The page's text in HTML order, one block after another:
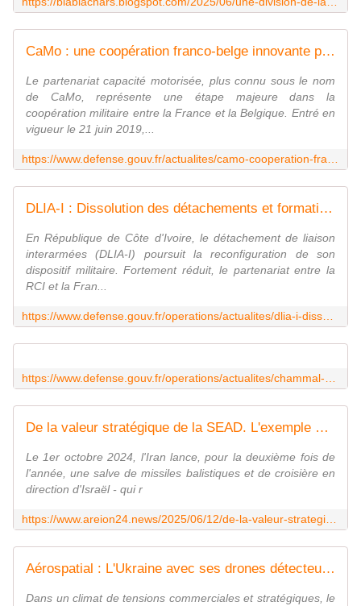
CaMo : une coopération franco-belge innovante pour l'Europe de la défense
Le partenariat capacité motorisée, plus connu sous le nom
de CaMo, représente une étape majeure dans la
coopération militaire entre la France et la Belgique. Entré en
vigueur le 21 juin 2019,...
DLIA-I : Dissolution des détachements et formations administratives
En République de Côte d'Ivoire, le détachement de liaison
interarmées (DLIA-I) poursuit la reconfiguration de son
dispositif militaire. Fortement réduit, le partenariat entre la
RCI et la Fran...
De la valeur stratégique de la SEAD. L'exemple de la séquence aérobalistique israélo-iranienne de 2024
Le 1er octobre 2024, l'Iran lance, pour la deuxième fois de
l'année, une salve de missiles balistiques et de croisière en
direction d'Israël - qui r
Aérospatial : L'Ukraine avec ses drones détecteurs de mines, Israël avec ses capacités militaires de pointe... La guerre revient en force au salon du Bourget 2025
Dans un climat de tensions commerciales et stratégiques, le